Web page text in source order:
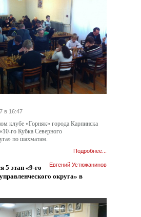
в 16:47
клубе «Горняк» города Карпинска
го Кубка Северного
по шахматам.
Подробнее...
Евгений Устюжанинов
5 этап «9-го
округа» в